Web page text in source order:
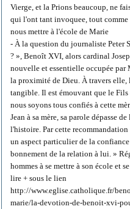
Vierge, et la Prions beaucoup, ne
qui l'ont tant invoquee, tout
nous mettre à l'école de Marie
- À la question du journaliste Peter
? », Benoît XVI, alors cardinal
nouvelle et essentielle occupée par
la proximité de Dieu. À travers
tangible. Il est émouvant que le
nous soyons tous confiés à cette
Jean à sa mère, sa parole dépasse
l'histoire. Par cette
un aspect particulier de la
bonnement de la relation à lui. »
hommes à se mettre à son école et
lire + sous le lien
http://www.eglise.catholique.fr/
marie/la-devotion-de-benoit-xvi-